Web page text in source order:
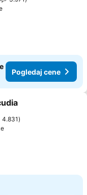
Pogledaj cene
4.831